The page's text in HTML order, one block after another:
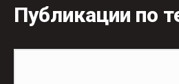
Публикации по